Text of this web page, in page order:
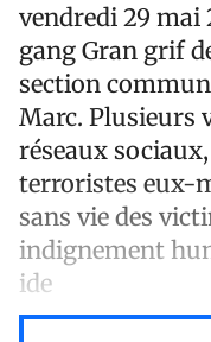
vendredi 29 mai
gang Gran grif
section
Marc. Plusieurs
réseaux
terroristes eux-
sans vie des
indignement
ide